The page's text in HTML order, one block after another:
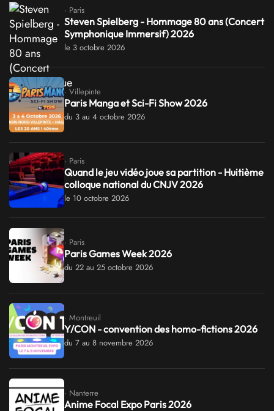
· Paris
Steven Spielberg - Hommage 80 ans (Concert
Symphonique Immersif) 2026
le 3 octobre 2026
· Villepinte
Paris Manga et Sci-Fi Show 2026
du 3 au 4 octobre 2026
· Paris
Quand le jeu vidéo joue sa partition - Huitième
colloque national du CNJV 2026
le 10 octobre 2026
· Paris
Paris Games Week 2026
du 22 au 25 octobre 2026
· Montreuil
Y/CON - convention des homo-fictions 2026
du 7 au 8 novembre 2026
· Nanterre
Anime Focal Expo Paris 2026